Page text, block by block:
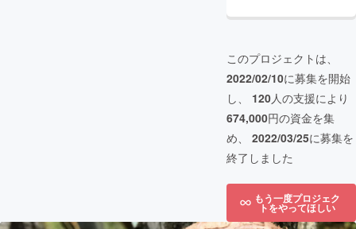
このプロジェクトは、
2022/02/10に募集を開始
し、 120人の支援により
674,000円の資金を集
め、 2022/03/25に募集を
終了しました
もう一度プロジェク
トをやってほしい